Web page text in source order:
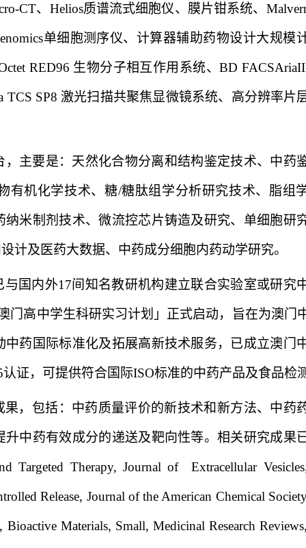
CT、 Helios质谱流式细胞仪、膜片钳系统、
单细胞测序仪、计算器辅助药物设计大规模
RED96 生物分子相互作用系统、BD
TCS SP8 激光扫描共聚焦显微镜系统、高分辨率片
，主要是：天然化合物分离和结构鉴定技术、中药
有机化学技术、糖/糖肽组学分析研究技术、脂组
米制剂技术、微流控芯片铸造及研究、单细胞研
计及医药大数据、中药成分细胞内药动学研究。
与国内外17间知名教研机构建立联合实验室或研究
门高中学生科研实习计划」正式启动，旨在为澳门
药国际标准化及拓展高新技术服务，已成立澳门
认证，可提供符合国际ISO标准的中药产品及食品检
，包括：中药质量评价的新技术和新方法、中药
中药有效成分的递送及靶向性等。相关研究成果
Targeted Therapy, Journal of Extracellular
Release, Journal of the American Chemical
Materials, Small, Medicinal Research